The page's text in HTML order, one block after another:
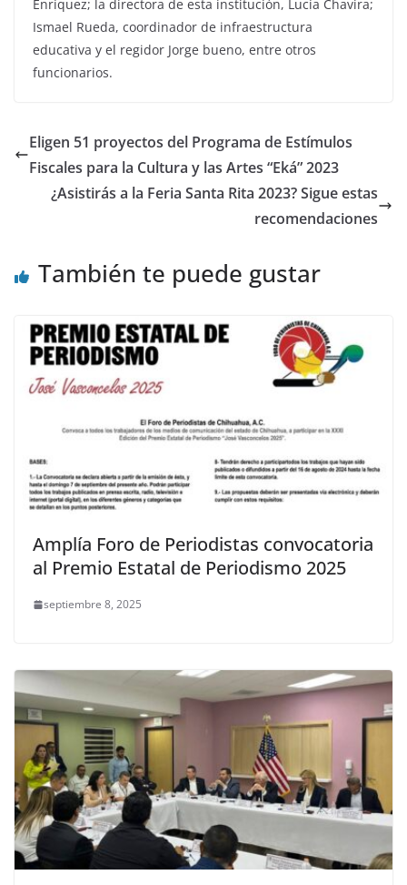
Enríquez; la directora de esta institución, Lucía Chavira;
Ismael Rueda, coordinador de infraestructura
educativa y el regidor Jorge bueno, entre otros
funcionarios.
Eligen 51 proyectos del Programa de Estímulos
Fiscales para la Cultura y las Artes “Eká” 2023
¿Asistirás a la Feria Santa Rita 2023? Sigue estas
recomendaciones
También te puede gustar
Amplía Foro de Periodistas convocatoria
al Premio Estatal de Periodismo 2025
septiembre 8, 2025